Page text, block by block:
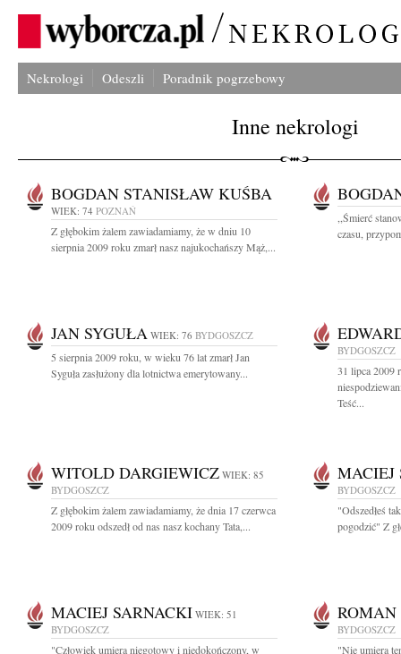
Nekrologi Odeszli Poradnik pogrzebowy
Inne nekrologi
BOGDAN STANISŁAW KUŚBA
WIEK: 74 POZNAŃ
Z głębokim żalem zawiadamiamy, że w dniu 10
sierpnia 2009 roku zmarł nasz najukochańszy Mąż,...
,,Śmierć
czasu,
JAN SYGUŁA WIEK: 76 BYDGOSZCZ
5 sierpnia 2009 roku, w wieku 76 lat zmarł Jan
Syguła zasłużony dla lotnictwa emerytowany...
BYDGOSZCZ
31 lipca 2009
Teść...
WITOLD DARGIEWICZ WIEK: 85
BYDGOSZCZ
Z głębokim żalem zawiadamiamy, że dnia 17 czerwca
2009 roku odszedł od nas nasz kochany Tata,...
MACIEJ
BYDGOSZCZ
"Odszedłeś
pogodzić" Z
MACIEJ SARNACKI WIEK: 51
BYDGOSZCZ
"Człowiek umiera niegotowy i niedokończony, w
ROMAN
BYDGOSZCZ
"Nie umiera